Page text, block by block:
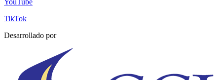
YouTube
TikTok
Desarrollado por